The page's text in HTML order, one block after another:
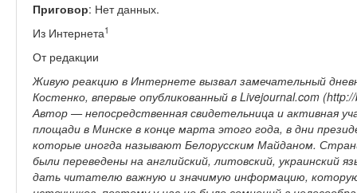
Приговор: Нет данных.
Из Интернета1
От редакции
Живую реакцию в Интернете вызвал замечательный
Костенко, впервые опубликованный в Livejournal.com
Автор — непосредственная свидетельница и активная
площади в Минске в конце марта этого года, в дни
которые иногда называют Белорусским Майданом.
были переведены на английский, литовский, украинский­
дать читателю важную и значимую­ информацию,